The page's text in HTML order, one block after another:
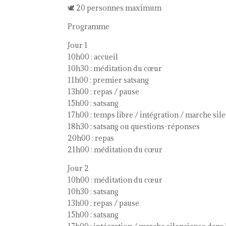
🕊 20 personnes maximum
Programme
Jour 1
10h00 : accueil
10h30 : méditation du cœur
11h00 : premier satsang
13h00 : repas / pause
15h00 : satsang
17h00 : temps libre / intégration / marche
18h30 : satsang ou questions-réponses
20h00 : repas
21h00 : méditation du cœur
Jour 2
10h00 : méditation du cœur
10h30 : satsang
13h00 : repas / pause
15h00 : satsang